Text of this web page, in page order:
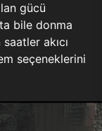
gücü
bile donma
akıcı
seçeneklerini